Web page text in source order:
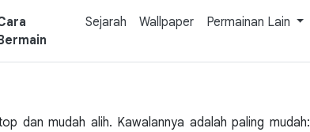
Sejarah Wallpaper Permainan Lain
dan mudah alih. Kawalannya adalah paling mudah: